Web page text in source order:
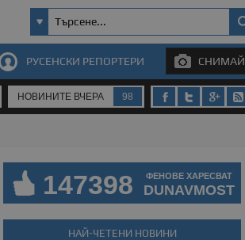
РУСЕНСКИ РЕПОРТЕРИ СНИМАЙ
НОВИНИТЕ ВЧЕРА 98
147398 ФЕНОВЕ ХАРЕСВАТ
DUNAVMOST
НАЙ-ЧЕТЕНИ НОВИНИ